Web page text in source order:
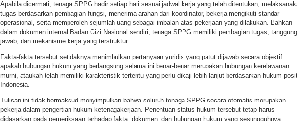
Apabila dicermati, tenaga SPPG hadir setiap hari sesuai jadwal kerja yang telah ditentukan,
tugas berdasarkan pembagian fungsi, menerima arahan dari koordinator, bekerja mengikuti standar
operasional, serta memperoleh sejumlah uang sebagai imbalan atas pekerjaan yang dilakukan. Bahkan
dalam dokumen internal Badan Gizi Nasional sendiri, tenaga SPPG memiliki pembagian tugas, tanggung
jawab, dan mekanisme kerja yang terstruktur.
Fakta-fakta tersebut setidaknya menimbulkan pertanyaan yuridis yang patut dijawab secara objektif:
apakah hubungan hukum yang berlangsung selama ini benar-benar merupakan hubungan kerelawanan
murni, ataukah telah memiliki karakteristik tertentu yang perlu dikaji lebih lanjut berdasarkan hukum
Indonesia.
Tulisan ini tidak bermaksud menyimpulkan bahwa seluruh tenaga SPPG secara otomatis merupakan
pekerja dalam pengertian hukum ketenagakerjaan. Penentuan status hukum tersebut tetap harus
didasarkan pada pemeriksaan terhadap fakta, dokumen, dan hubungan hukum yang sesungguhnya.